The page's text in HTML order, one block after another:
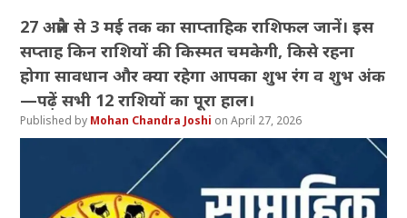
27 अप्रैल से 3 मई तक का साप्ताहिक राशिफल जानें। इस
सप्ताह किन राशियों की किस्मत चमकेगी, किसे रहना
होगा सावधान और क्या रहेगा आपका शुभ रंग व शुभ अंक
—पढ़ें सभी 12 राशियों का पूरा हाल।
Mohan Chandra Joshi April 27, 2026